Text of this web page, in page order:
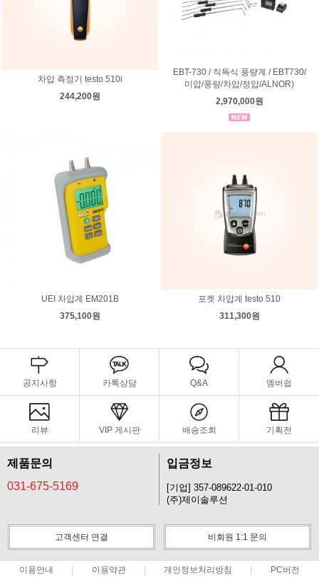
차압 측정기 testo 510i
244,200원
EBT-730 / 직독식 풍량계 / EBT730/
미압/풍량/차압/정압/ALNOR)
2,970,000원
UEI 차압계 EM201B
375,100원
포켓 차압계 testo 510
311,300원
공지사항 카톡상담 Q&A 멤버쉽
리뷰 VIP 게시판 배송조회 기획전
제품문의
031-675-5169
입금정보
[기업] 357-089622-01-010
(주)제이솔루션
고객센터 연결 비회원 1:1 문의
이용안내 이용약관 개인정보처리방침 PC버전